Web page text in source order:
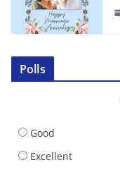
Polls
Good
Excellent